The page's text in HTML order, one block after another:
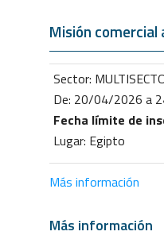
Misión comercial
Sector:
De: 20/04/2026 a
Fecha límite de
Lugar: Egipto
Más información
Más información